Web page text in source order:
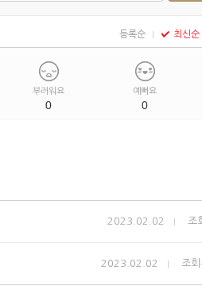
등록순 최신순
부러워요
0
예뻐요
0
2023.02.02 조
2023.02.02 조